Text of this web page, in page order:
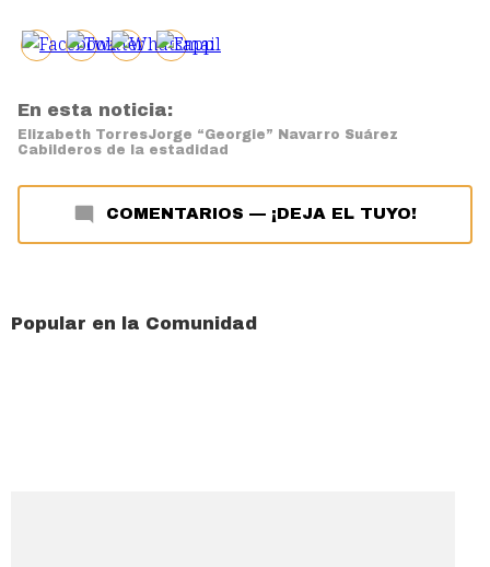
En esta noticia:
Elizabeth TorresJorge “Georgie” Navarro Suárez
Cabilderos de la estadidad
COMENTARIOS — ¡DEJA EL TUYO!
Popular en la Comunidad